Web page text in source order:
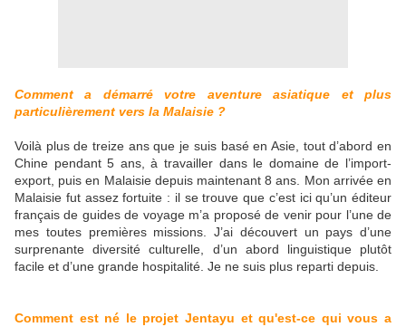
Comment a démarré votre aventure asiatique et plus
particulièrement vers la Malaisie ?
Voilà plus de treize ans que je suis basé en Asie, tout d’abord en
Chine pendant 5 ans, à travailler dans le domaine de l’import-
export, puis en Malaisie depuis maintenant 8 ans. Mon arrivée en
Malaisie fut assez fortuite : il se trouve que c’est ici qu’un éditeur
français de guides de voyage m’a proposé de venir pour l’une de
mes toutes premières missions. J’ai découvert un pays d’une
surprenante diversité culturelle, d’un abord linguistique plutôt
facile et d’une grande hospitalité. Je ne suis plus reparti depuis.
Comment est né le projet Jentayu et qu'est-ce qui vous a